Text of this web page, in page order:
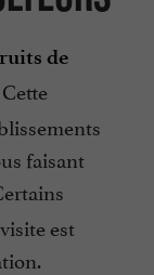
de
faisant
est